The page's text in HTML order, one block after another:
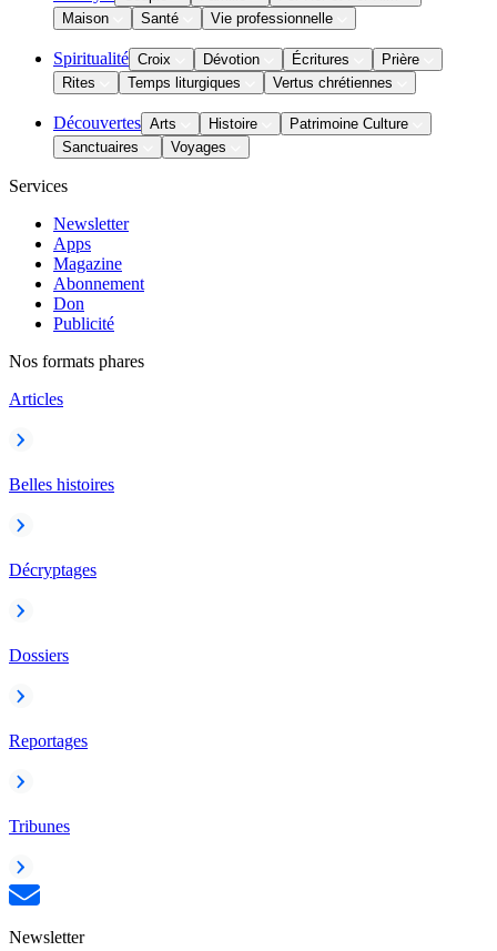
Maison
Santé Vie professionnelle
Spiritualité Croix Dévotion Écritures
Prière
Rites
Temps liturgiques Vertus chrétiennes
Découvertes Arts Histoire
Patrimoine Culture
Sanctuaires
Voyages
Services
Newsletter
Apps
Magazine
Abonnement
Don
Publicité
Nos formats phares
Articles
Belles histoires
Décryptages
Dossiers
Reportages
Tribunes
Newsletter